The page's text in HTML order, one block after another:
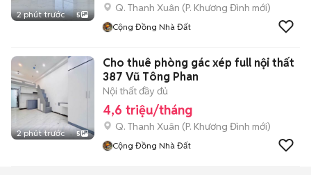
2 phút trước 5
Q. Thanh Xuân (P. Khương Đình mới)
Cộng Đồng Nhà Đất
2 phút trước 5
Cho thuê phòng gác xép full nội thất
387 Vũ Tông Phan
Nội thất đầy đủ
4,6 triệu/tháng
Q. Thanh Xuân (P. Khương Đình mới)
Cộng Đồng Nhà Đất